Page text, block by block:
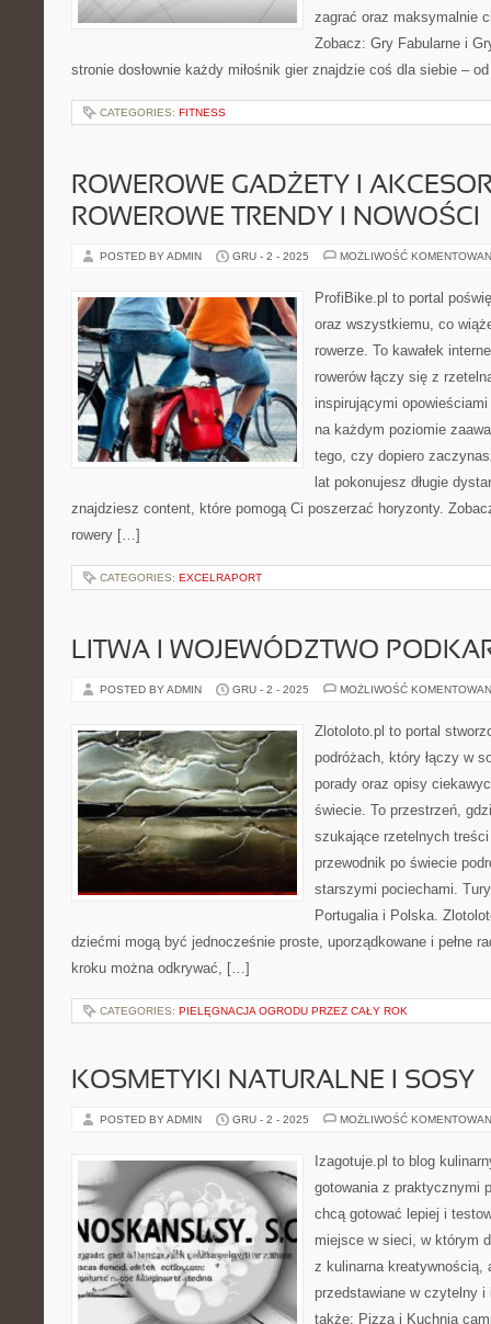
zagrać oraz maksymalnie
Zobacz: Gry Fabularne i
stronie dosłownie każdy miłośnik gier znajdzie coś dla siebie –
CATEGORIES: FITNESS
ROWEROWE GADŻETY I
ROWEROWE TRENDY I NOWOŚCI
POSTED BY ADMIN GRU - 2 - 2025 MOŻLIWOŚĆ
ProfiBike.pl to portal
oraz wszystkiemu, co
rowerze. To kawałek
rowerów łączy się z
inspirującymi
na każdym poziomie
tego, czy dopiero
lat pokonujesz długie
znajdziesz content, które pomogą Ci poszerzać horyzonty.
rowery […]
CATEGORIES: EXCELRAPORT
LITWA I WOJEWÓDZTWO
POSTED BY ADMIN GRU - 2 - 2025 MOŻLIWOŚĆ
Zlotoloto.pl to portal
podróżach, który łączy w
porady oraz opisy
świecie. To przestrzeń,
szukające rzetelnych
przewodnik po świecie
starszymi pociechami.
Portugalia i Polska.
dziećmi mogą być jednocześnie proste, uporządkowane i pełne
kroku można odkrywać, […]
CATEGORIES: PIELĘGNACJA OGRODU PRZEZ CAŁY ROK
KOSMETYKI NATURALNE I SOSY
POSTED BY ADMIN GRU - 2 - 2025 MOŻLIWOŚĆ
Izagotuje.pl to blog
gotowania z praktycznymi
chcą gotować lepiej i
miejsce w sieci, w którym
z kulinarna kreatywnością,
przedstawiane w czytelny
także: Pizza i Kuchnia